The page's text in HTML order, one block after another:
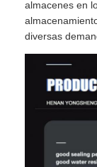
almacenes en
diversas